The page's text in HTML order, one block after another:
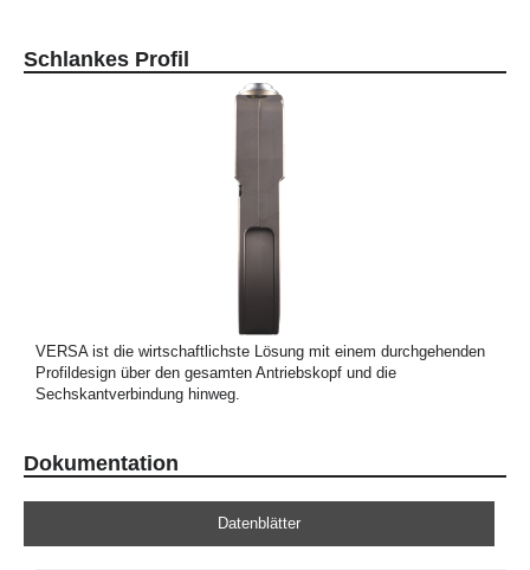
Schlankes Profil
VERSA ist die wirtschaftlichste Lösung mit einem durchgehenden
Profildesign über den gesamten Antriebskopf und die
Sechskantverbindung hinweg.
Dokumentation
Datenblätter